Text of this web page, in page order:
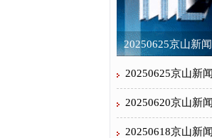
20250625京山新闻
20250625京山新
20250620京山新
20250618京山新